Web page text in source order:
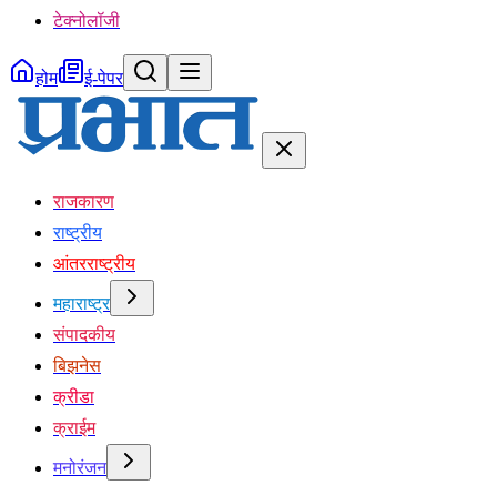
टेक्नोलॉजी
होम ई-पेपर
राजकारण
राष्ट्रीय
आंतरराष्ट्रीय
महाराष्ट्र
संपादकीय
बिझनेस
क्रीडा
क्राईम
मनोरंजन